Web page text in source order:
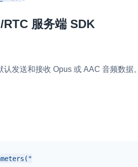
服务端 SDK
发送和接收 Opus 或 AAC 音频数据。